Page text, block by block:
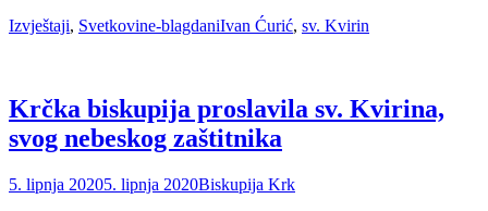
Categories
Izvještaji, Svetkovine-blagdaniTags
Ivan Ćurić, sv. Kvirin
Krčka biskupija proslavila sv. Kvirina,
svog nebeskog zaštitnika
Posted
5. lipnja 20205. lipnja 2020Author
Biskupija Krk